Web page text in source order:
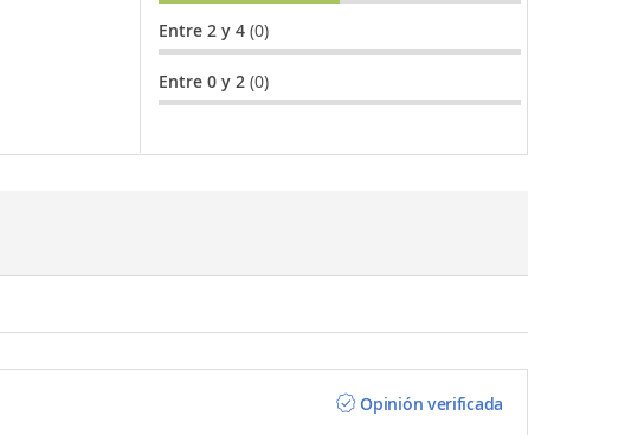
Entre 2 y 4 (0)
Entre 0 y 2 (0)
Opinión verificada